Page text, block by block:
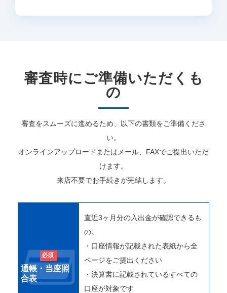
審査時にご準備いただくも
の
審査をスムーズに進めるため、以下の書類をご準備くださ
い。
オンラインアップロードまたはメール、FAXでご提出いただ
けます。
来店不要でお手続きが完結します。
必須
通帳・当座照
合表
直近3ヶ月分の入出金が確認できるも
の。
・口座情報が記載された表紙から全
ページをご提出ください
・決算書に記載されているすべての
口座が対象です